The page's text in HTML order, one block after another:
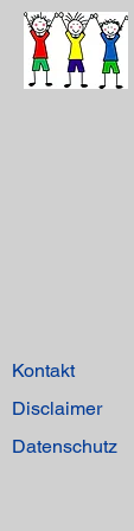
Kontakt
Disclaimer
Datenschutz